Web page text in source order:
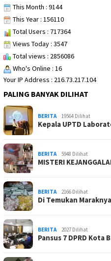
This Month : 9144
This Year : 156110
Total Users : 717364
Views Today : 3547
Total views : 2856086
Who's Online : 16
Your IP Address : 216.73.217.104
PALING BANYAK DILIHAT
BERITA 19564 Dilihat
Kepala UPTD
BERITA 5948 Dilihat
MISTERI
BERITA 2166 Dilihat
Di Temukan
BERITA 2027 Dilihat
Pansus 7 DPRD Kota